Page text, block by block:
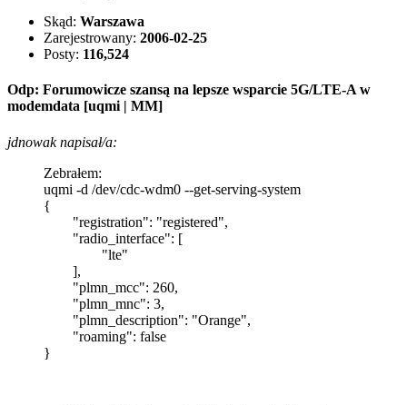
Skąd: Warszawa
Zarejestrowany: 2006-02-25
Posty: 116,524
Odp: Forumowicze szansą na lepsze wsparcie 5G/LTE-A w
modemdata [uqmi | MM]
jdnowak napisał/a:
Zebrałem:
uqmi -d /dev/cdc-wdm0 --get-serving-system
{
"registration": "registered",
"radio_interface": [
"lte"
],
"plmn_mcc": 260,
"plmn_mnc": 3,
"plmn_description": "Orange",
"roaming": false
}